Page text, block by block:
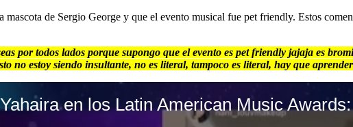
de Sergio George y que el evento musical fue pet friendly. Estos
por todos lados porque supongo que el evento es pet friendly jajaja es
no estoy siendo insultante, no es literal, tampoco es literal, hay que
en los Latin American Music